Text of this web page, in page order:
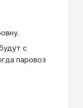
с
паровоз